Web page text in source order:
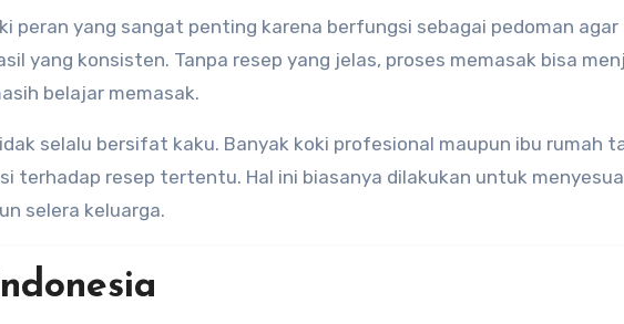
peran yang sangat penting karena berfungsi sebagai pedoman
yang konsisten. Tanpa resep yang jelas, proses memasak bisa
belajar memasak.
selalu bersifat kaku. Banyak koki profesional maupun ibu rumah
terhadap resep tertentu. Hal ini biasanya dilakukan untuk
selera keluarga.